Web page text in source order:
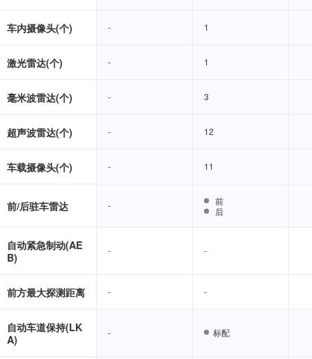
车内摄像头(个) - 1
激光雷达(个) - 1
毫米波雷达(个) - 3
超声波雷达(个) - 12
车载摄像头(个) - 11
前/后驻车雷达 -
前
后
自动紧急制动(AE
B)
- -
前方最大探测距离 - -
自动车道保持(LK
A)
- 标配
- 1
- 1
- 3
- 12
- 11
-
前
后
- -
- -
- 标配